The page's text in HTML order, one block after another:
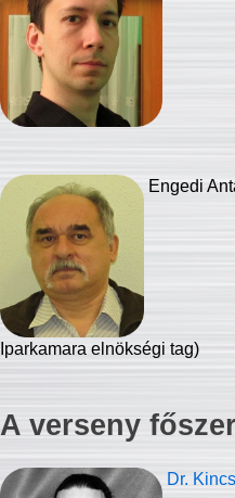
Engedi
Iparkamara elnökségi tag)
A verseny
Dr.